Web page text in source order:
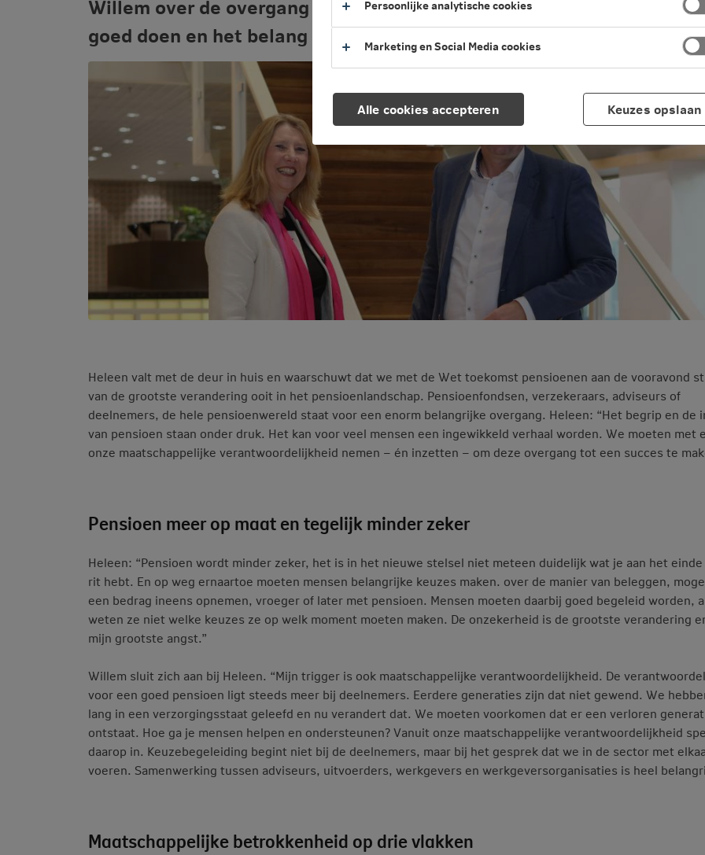
Willem over de overgang naar een nieuw pensioenstelsel, het met
goed doen en het belang van persoonlijke keuzebegeleiding.
Heleen valt met de deur in huis en waarschuwt dat we met de Wet toekomst pensioenen aan de vooravond
van de grootste verandering ooit in het pensioenlandschap. Pensioenfondsen, verzekeraars, adviseurs of
deelnemers, de hele pensioenwereld staat voor een enorm belangrijke overgang. Heleen: “Het begrip en de
van pensioen staan onder druk. Het kan voor veel mensen een ingewikkeld verhaal worden. We moeten met
onze maatschappelijke verantwoordelijkheid nemen – én inzetten – om deze overgang tot een succes te
Pensioen meer op maat en tegelijk minder zeker
Heleen: “Pensioen wordt minder zeker, het is in het nieuwe stelsel niet meteen duidelijk wat je aan het einde
rit hebt. En op weg ernaartoe moeten mensen belangrijke keuzes maken. over de manier van beleggen,
een bedrag ineens opnemen, vroeger of later met pensioen. Mensen moeten daarbij goed begeleid worden,
weten ze niet welke keuzes ze op welk moment moeten maken. De onzekerheid is de grootste verandering
mijn grootste angst.”
Willem sluit zich aan bij Heleen. “Mijn trigger is ook maatschappelijke verantwoordelijkheid. De
voor een goed pensioen ligt steeds meer bij deelnemers. Eerdere generaties zijn dat niet gewend. We
lang in een verzorgingsstaat geleefd en nu verandert dat. We moeten voorkomen dat er een verloren
ontstaat. Hoe ga je mensen helpen en ondersteunen? Vanuit onze maatschappelijke verantwoordelijkheid
daarop in. Keuzebegeleiding begint niet bij de deelnemers, maar bij het gesprek dat we in de sector met
voeren. Samenwerking tussen adviseurs, uitvoerders, werkgevers en werkgeversorganisaties is heel
Maatschappelijke betrokkenheid op drie vlakken
Alle cookies accepteren
Persoonlijke analytische cookies
Marketing en Social Media cookies
Keuzes opslaan